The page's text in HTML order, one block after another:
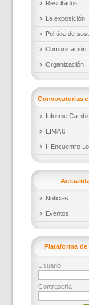
Resultados
La exposición
Política de
Comunicación
Organización
Convocatorias
Informe
EIMA 6
II Encuentro
Noticias
Eventos
Plataforma de
Usuario
Contraseña